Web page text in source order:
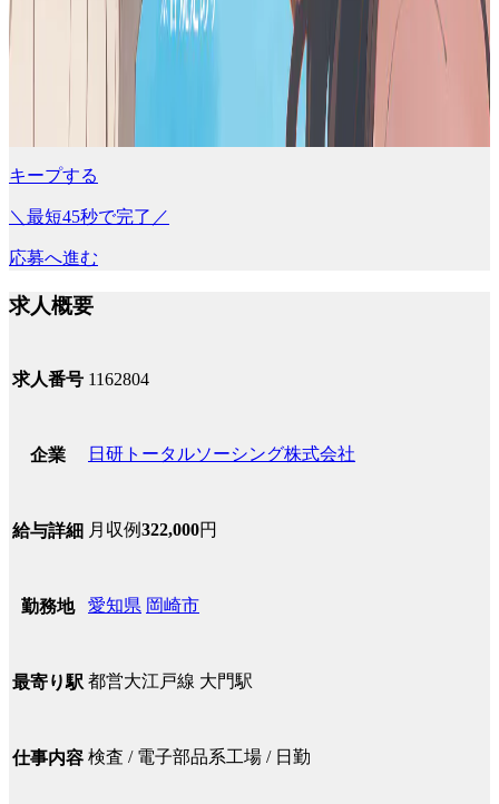
キープする
＼最短45秒で完了／
応募へ進む
求人概要
求人番号 1162804
企業 日研トータルソーシング株式会社
給与詳細 月収例322,000円
勤務地 愛知県 岡崎市
最寄り駅 都営大江戸線 大門駅
仕事内容 検査 / 電子部品系工場 / 日勤